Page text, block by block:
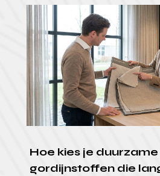
Hoe kies je duurzame
gordijnstoffen die